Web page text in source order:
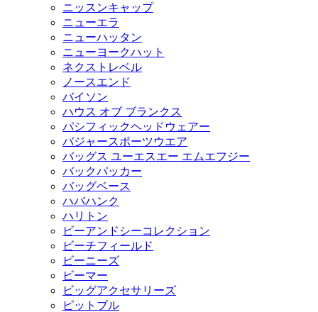
ニッスンキャップ
ニューエラ
ニューハッタン
ニューヨークハット
ネクストレベル
ノースエンド
バイソン
ハウス オブ ブランクス
パシフィックヘッドウェアー
バジャースポーツウエア
バッグス ユーエスエー エムエフジー
バックパッカー
バッグベース
ハバハンク
ハリトン
ビーアンドシーコレクション
ビーチフィールド
ビーニーズ
ビーマー
ビッグアクセサリーズ
ピットブル